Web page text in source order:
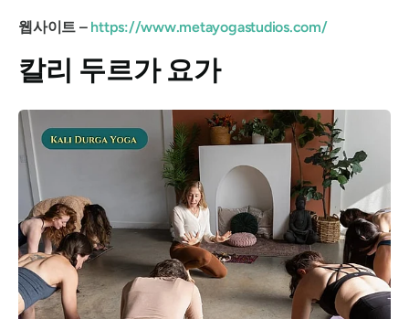
웹사이트 –https://www.metayogastudios.com/
칼리 두르가 요가